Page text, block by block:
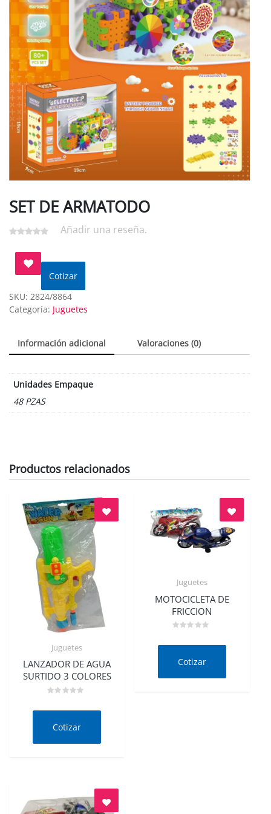
SET DE ARMATODO
Añadir una reseña.
Cotizar
SKU: 2824/8864
Categoría: Juguetes
Información adicional Valoraciones (0)
Unidades Empaque
48 PZAS
Productos relacionados
Juguetes
LANZADOR DE AGUA
SURTIDO 3 COLORES
deCotizar
Juguetes
MOTOCICLETA DE
FRICCION
deCotizar